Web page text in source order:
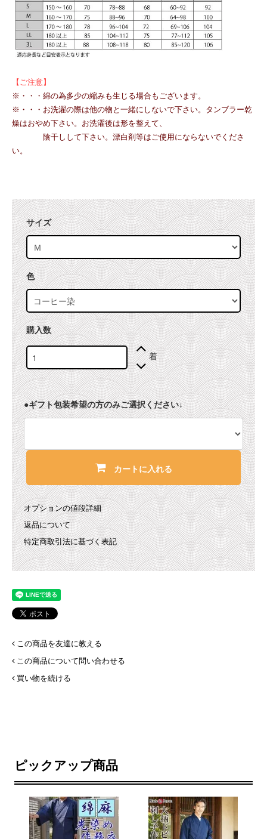
【ご注意】
※・・・綿の為多少の縮みも生じる場合もございます。
※・・・お洗濯の際は他の物と一緒にしないで下さい。タンブラー乾
燥はおやめ下さい。お洗濯後は形を整えて、
陰干しして下さい。 漂白剤等はご使用にならないでくださ
い。
サイズ
色
購入数
着
●ギフト包装希望の方のみご選択ください↓
カートに入れる
オプションの値段詳細
返品について
特定商取引法に基づく表記
この商品を友達に教える
この商品について問い合わせる
買い物を続ける
ピックアップ商品